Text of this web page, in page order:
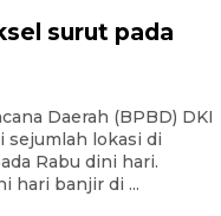
surut pada
Daerah (BPBD) DKI
sejumlah lokasi di
Rabu dini hari.
hari banjir di ...